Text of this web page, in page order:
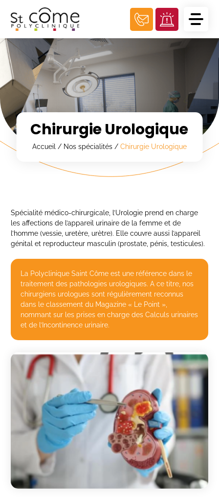
Chirurgie Urologique
Accueil / Nos spécialités/ Chirurgie Urologique
Spécialité médico-chirurgicale, l’Urologie prend en charge
les affections de l’appareil urinaire de la femme et de
l’homme (vessie, uretère, urètre). Elle couvre aussi l’appareil
génital et reproducteur masculin (prostate, pénis, testicules).
La Polyclinique Saint Côme est une référence dans le
traitement des pathologies urologiques. A ce titre, nos
chirurgiens urologues sont régulièrement reconnus
dans le classement du Magazine « Le Point »,
nommant sur les prises en charge des Calculs urinaires
et de l’Incontinence urinaire.